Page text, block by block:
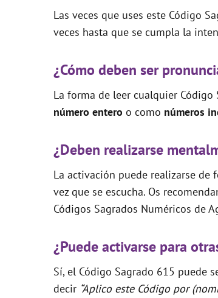
Las veces que uses este Código
veces hasta que se cumpla la
¿Cómo deben ser
La forma de leer cualquier Código
número entero o como números
¿Deben realizarse
La activación puede realizarse de
vez que se escucha. Os
Códigos Sagrados Numéricos de
¿Puede activarse para
Sí, el Código Sagrado 615 puede
decir “Aplico este Código por